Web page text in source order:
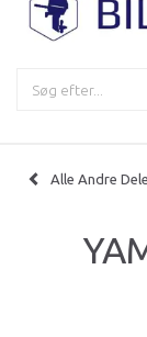
Alle Andre Dele